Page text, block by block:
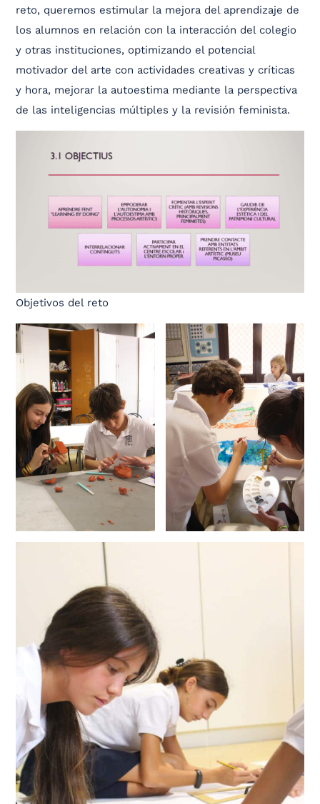
reto, queremos estimular la mejora del aprendizaje de
los alumnos en relación con la interacción del colegio
y otras instituciones, optimizando el potencial
motivador del arte con actividades creativas y críticas
y hora, mejorar la autoestima mediante la perspectiva
de las inteligencias múltiples y la revisión feminista.
Objetivos del reto